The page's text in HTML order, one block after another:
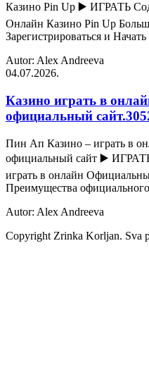
Казино Pin Up ▶️ ИГРАТЬ
Онлайн Казино Pin Up
Зарегистрироваться и Начать
Autor: Alex Andreeva
04.07.2026.
Казино играть в
официальный
Пин Ап Казино – играть в
официальный сайт ▶️
играть в онлайн
Преимущества официального
Autor: Alex Andreeva
Copyright Zrinka Korljan. Sva